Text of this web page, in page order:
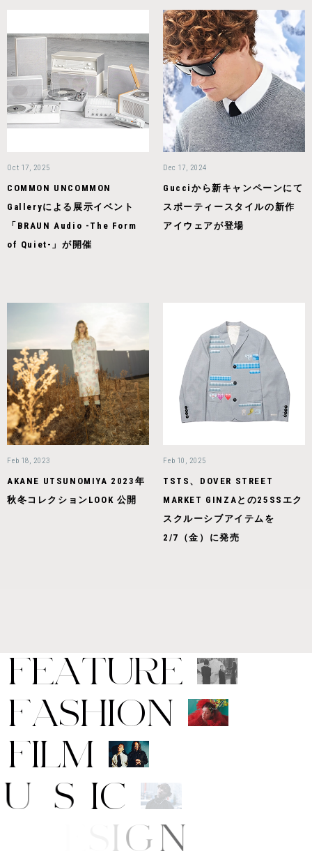
Oct 17, 2025
COMMON UNCOMMON
Galleryによる展示イベント
「BRAUN Audio -The Form
of Quiet-」が開催
Dec 17, 2024
Gucciから新キャンペーンにて
スポーティースタイルの新作
アイウェアが登場
Feb 18, 2023
AKANE UTSUNOMIYA 2023年
秋冬コレクションLOOK 公開
Feb 10, 2025
TSTS、DOVER STREET
MARKET GINZAとの25SSエク
スクルーシブアイテムを
2/7（金）に発売
FEATURE
FASHION
FILM
M US IC
D E SI